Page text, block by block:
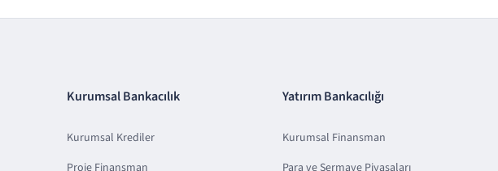
Kurumsal Bankacılık
Kurumsal Krediler
Proje Finansman
Yatırım Bankacılığı
Kurumsal Finansman
Para ve Sermaye Piyasaları